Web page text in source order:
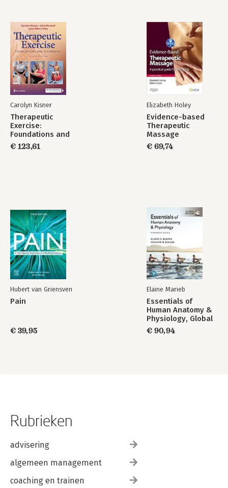
Carolyn Kisner
Therapeutic
Exercise:
Foundations and
Techniques
€ 123,61
Elizabeth Holey
Evidence-based
Therapeutic
Massage
€ 69,74
Hubert van Griensven
Pain
€ 39,95
Elaine Marieb
Essentials of
Human Anatomy &
Physiology, Global
Edition
€ 90,94
Rubrieken
advisering
algemeen management
coaching en trainen